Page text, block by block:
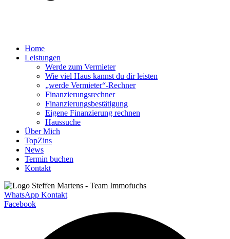
Home
Leistungen
Werde zum Vermieter
Wie viel Haus kannst du dir leisten
„werde Vermieter“-Rechner
Finanzierungsrechner
Finanzierungsbestätigung
Eigene Finanzierung rechnen
Haussuche
Über Mich
TopZins
News
Termin buchen
Kontakt
WhatsApp Kontakt
Facebook